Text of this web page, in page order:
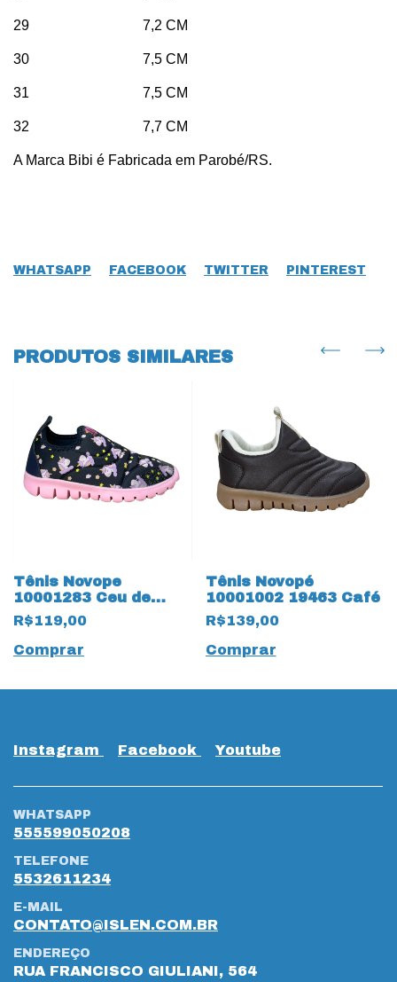
29 7,2 CM
30 7,5 CM
31 7,5 CM
32 7,7 CM
A Marca Bibi é Fabricada em Parobé/RS.
WHATSAPP FACEBOOK TWITTER PINTEREST
PRODUTOS SIMILARES
Tênis Novope
10001283 Ceu de
19464 Unicornio
R$119,00
Comprar
Tênis Novopé
10001002 19463 Café
R$139,00
Comprar
Instagram Facebook Youtube
WHATSAPP
555599050208
TELEFONE
5532611234
E-MAIL
CONTATO@ISLEN.COM.BR
ENDEREÇO
RUA FRANCISCO GIULIANI, 564